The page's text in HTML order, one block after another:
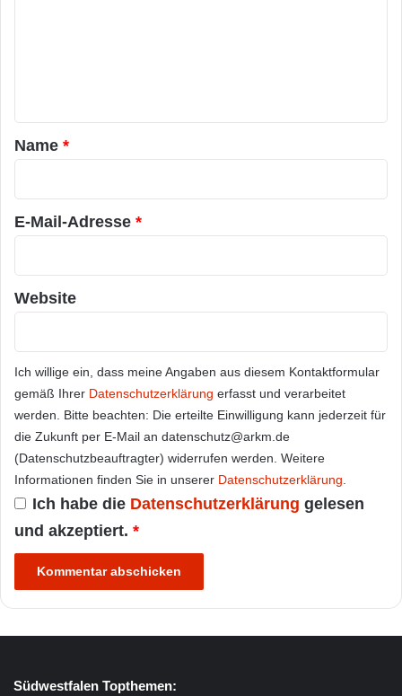
a
r
*
Name *
E-Mail-Adresse *
Website
Ich willige ein, dass meine Angaben aus diesem Kontaktformular
gemäß Ihrer Datenschutzerklärung erfasst und verarbeitet
werden. Bitte beachten: Die erteilte Einwilligung kann jederzeit für
die Zukunft per E-Mail an datenschutz@arkm.de
(Datenschutzbeauftragter) widerrufen werden. Weitere
Informationen finden Sie in unserer Datenschutzerklärung
Ich habe die Datenschutzerklärung gelesen
und akzeptiert. *
Südwestfalen Topthemen: